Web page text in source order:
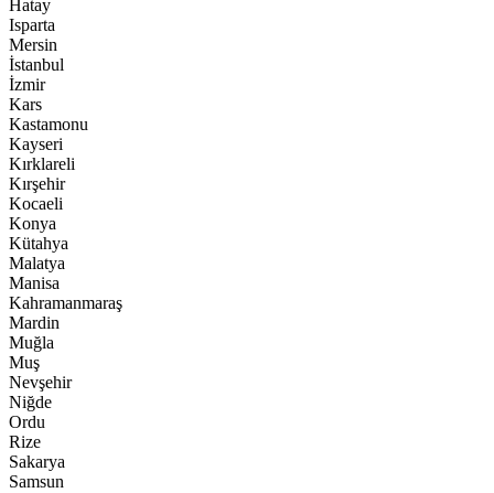
Hatay
Isparta
Mersin
İstanbul
İzmir
Kars
Kastamonu
Kayseri
Kırklareli
Kırşehir
Kocaeli
Konya
Kütahya
Malatya
Manisa
Kahramanmaraş
Mardin
Muğla
Muş
Nevşehir
Niğde
Ordu
Rize
Sakarya
Samsun